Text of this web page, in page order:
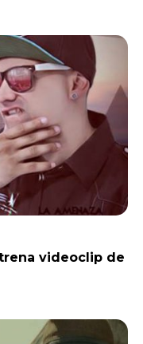
videoclip de